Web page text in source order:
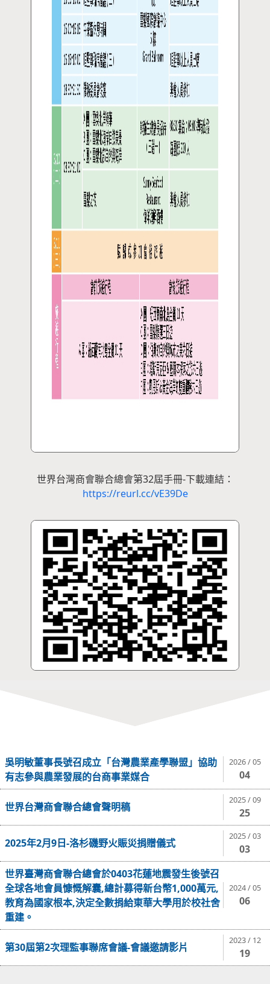
世界台灣商會聯合總會第32屆手冊-下載連結：
https://reurl.cc/vE39De
吳明敏董事長號召成立「台灣農業產學聯盟」協助
有志參與農業發展的台商事業媒合
2026 / 05
04
世界台灣商會聯合總會聲明稿
2025 / 09
25
2025年2月9日-洛杉磯野火賑災捐贈儀式
2025 / 03
03
世界臺灣商會聯合總會於0403花蓮地震發生後號召
全球各地會員慷慨解囊,總計募得新台幣1,000萬元,
教育為國家根本,決定全數捐給東華大學用於校社舍
重建。
2024 / 05
06
第30屆第2次理監事聯席會議-會議邀請影片
2023 / 12
19